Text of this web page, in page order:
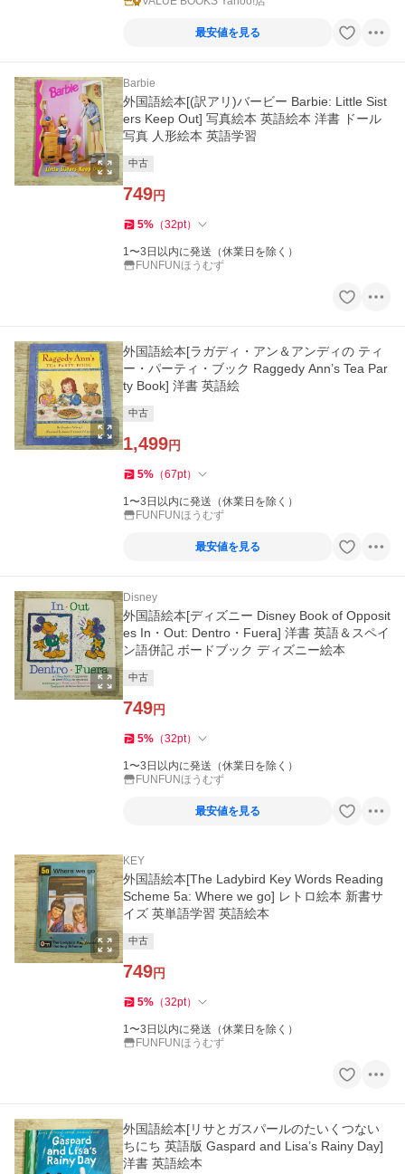
最安値を見る
Barbie
外国語絵本[(訳アリ)バービー Barbie: Little Sist
ers Keep Out] 写真絵本 英語絵本 洋書 ドール
写真 人形絵本 英語学習
中古
749円
5% （32pt）
1〜3日以内に発送（休業日を除く）
FUNFUNほうむず
外国語絵本[ラガディ・アン＆アンディの ティ
ー・パーティ・ブック Raggedy Ann’s Tea Par
ty Book] 洋書 英語絵
中古
1,499円
5% （67pt）
1〜3日以内に発送（休業日を除く）
FUNFUNほうむず
最安値を見る
Disney
外国語絵本[ディズニー Disney Book of Opposit
es In・Out: Dentro・Fuera] 洋書 英語＆スペイ
ン語併記 ボードブック ディズニー絵本
中古
749円
5% （32pt）
1〜3日以内に発送（休業日を除く）
FUNFUNほうむず
最安値を見る
KEY
外国語絵本[The Ladybird Key Words Reading
Scheme 5a: Where we go] レトロ絵本 新書サ
イズ 英単語学習 英語絵本
中古
749円
5% （32pt）
1〜3日以内に発送（休業日を除く）
FUNFUNほうむず
外国語絵本[リサとガスパールのたいくつない
ちにち 英語版 Gaspard and Lisa’s Rainy Day]
洋書 英語絵本